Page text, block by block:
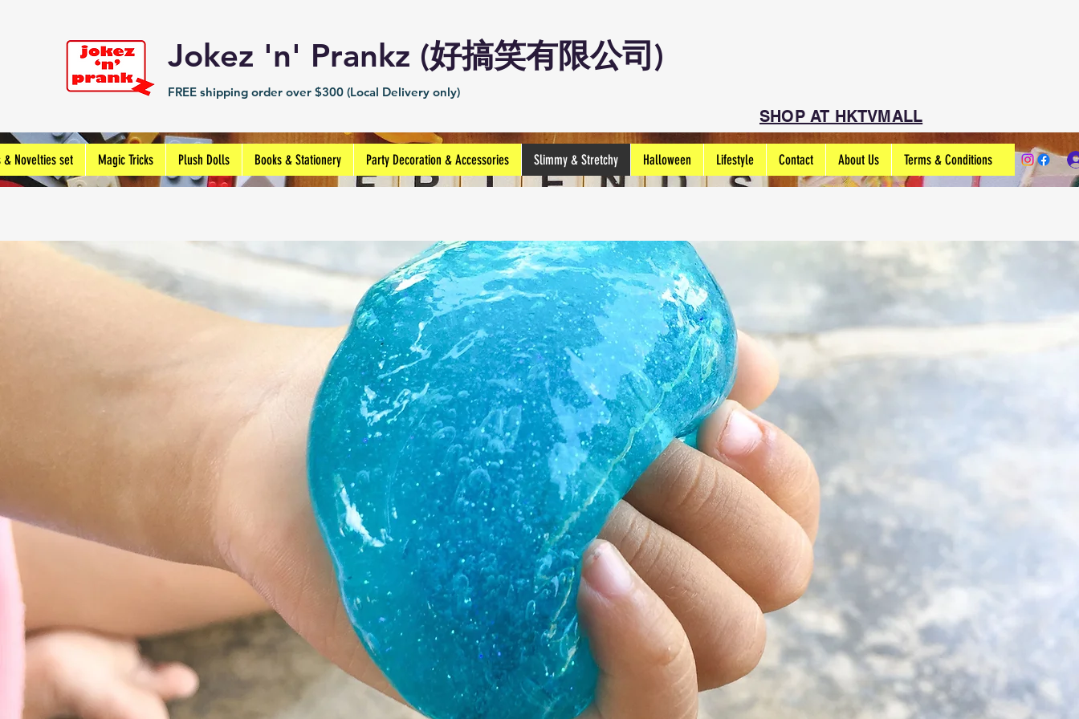
Jokez 'n' Prankz (好搞笑有限公司)
FREE shipping order over $300 (Local Delivery only)
SHOP AT HKTVMALL
& Novelties set Magic Tricks Plush Dolls Books & Stationery Party Decoration & Accessories Slimmy & Stretchy Halloween Lifestyle Contact About Us Terms & Conditions